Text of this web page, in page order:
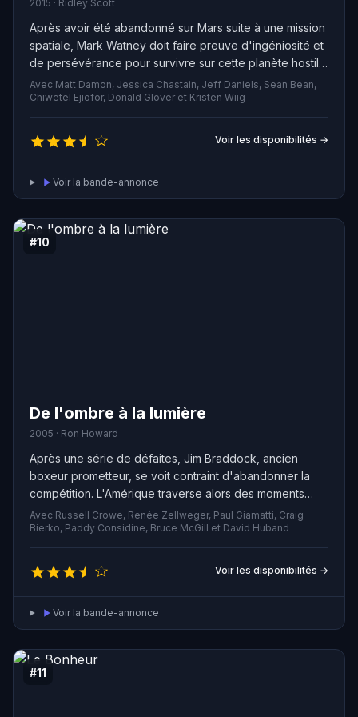
2015 · Ridley Scott
Après avoir été abandonné sur Mars suite à une mission
spatiale, Mark Watney doit faire preuve d'ingéniosité et
de persévérance pour survivre sur cette planète hostile
avec des ressources limitées. Pendant ce temps, la
NASA et une équipe de scientifiques travaillent pour le
ramener sur Terre, tandis que ses coéquipiers
cherchent secrètement à organiser une mission de
sauvetage audacieuse mais dangereuse.
Avec Matt Damon, Jessica Chastain, Jeff Daniels, Sean Bean,
Chiwetel Ejiofor, Donald Glover et Kristen Wiig
Voir les disponibilités →
Voir la bande-annonce
#10
De l'ombre à la lumière
2005 · Ron Howard
Après une série de défaites, Jim Braddock, ancien
boxeur prometteur, se voit contraint d'abandonner la
compétition. L'Amérique traverse alors des moments
difficiles avec la Grande Dépression et Jim accepte de
petits boulots pour subvenir aux besoins de sa famille.
Malgré tout, il ne perd pas espoir de remonter un jour
sur le ring. Par un heureux hasard, Jim est appelé à
combattre le deuxième challenger mondial et, contre
toute attente, il remporte la victoire au troisième round.
Avec Russell Crowe, Renée Zellweger, Paul Giamatti, Craig
Bierko, Paddy Considine, Bruce McGill et David Huband
Voir les disponibilités →
Voir la bande-annonce
#11